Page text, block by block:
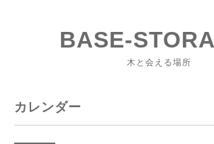
BASE-
木と会える場所
カレンダー